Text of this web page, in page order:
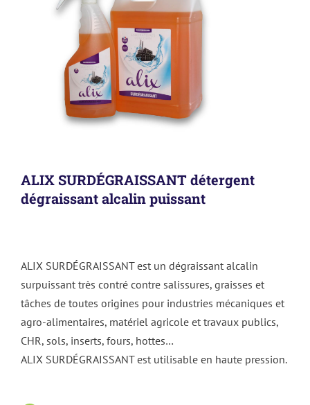
ALIX SURDÉGRAISSANT détergent
dégraissant alcalin puissant
ALIX SURDÉGRAISSANT est un dégraissant alcalin
surpuissant très contré contre salissures, graisses et
tâches de toutes origines pour industries mécaniques et
agro-alimentaires, matériel agricole et travaux publics,
CHR, sols, inserts, fours, hottes…
ALIX SURDÉGRAISSANT est utilisable en haute pression.